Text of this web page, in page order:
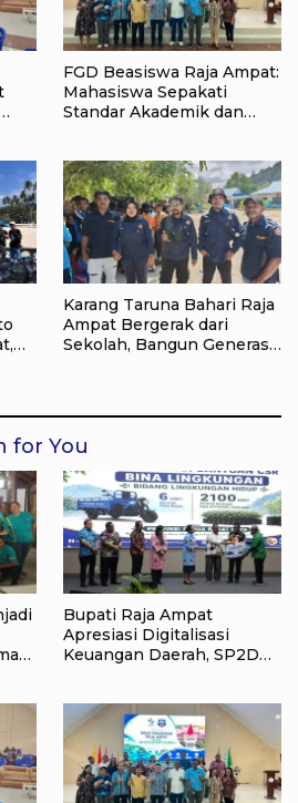
FGD Beasiswa Raja Ampat:
Mahasiswa Sepakati
Standar Akademik dan
Karang Taruna Bahari Raja
Ampat Bergerak dari
Sekolah, Bangun Generasi
for You
Bupati Raja Ampat
Apresiasi Digitalisasi
Keuangan Daerah, SP2D